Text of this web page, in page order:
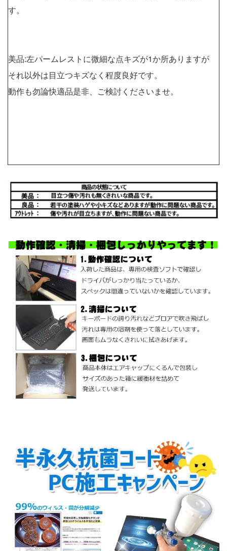
す。
美品:左パームレストに微細な点キズが1か所ありますが
それ以外は目立つキズなく程度良好です。
動作も勿論快適品是非、ご検討くださいませ。